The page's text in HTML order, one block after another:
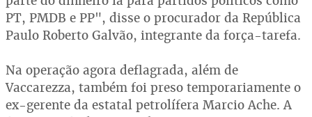
PT, PMDB e PP", disse o procurador da República
Paulo Roberto Galvão, integrante da força-tarefa.
Na operação agora deflagrada, além de
Vaccarezza, também foi preso temporariamente o
ex-gerente da estatal petrolífera Marcio Ache. A